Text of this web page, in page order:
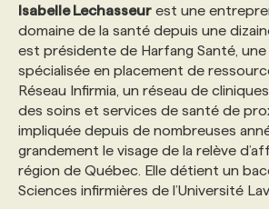
Isabelle Lechasseur est une
domaine de la santé depuis une
est présidente de Harfang Santé,
spécialisée en placement de
Réseau Infirmia, un réseau de
des soins et services de santé de
impliquée depuis de nombreuses
grandement le visage de la relève
région de Québec. Elle détient un
Sciences infirmières de l’Université